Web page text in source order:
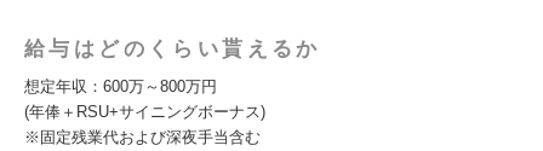
給与はどのくらい貰えるか
想定年収：600万～800万円
(年俸＋RSU+サイニングボーナス)
※固定残業代および深夜手当含む